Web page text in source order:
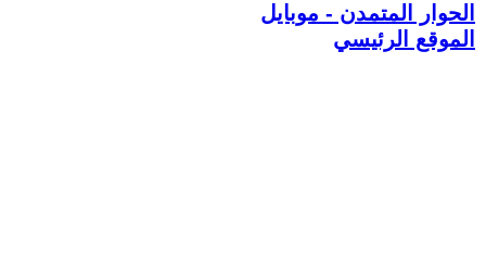
الحوار المتمدن - موبايل
الموقع الرئيسي